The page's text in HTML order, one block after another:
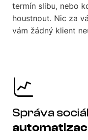
termín slibu, nebo
houstnout. Nic za
vám žádný klient
Správa